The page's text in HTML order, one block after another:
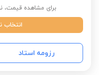
برای مشاهده قیمت،
رزومه استاد